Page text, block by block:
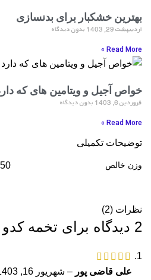
بهترین خشکبار برای بدنسازی
اردیبهشت 29, 1403 بدون دیدگاه
Read More »
خواص آجیل و ویتامین های که
فروردین 6, 1403 بدون دیدگاه
Read More »
توضیحات تکمیلی
وزن خالص 250 گرم, 500
نظرات (2)
2 دیدگاه برای تخمه
علی قاضی پور – شهریور 16, 1403